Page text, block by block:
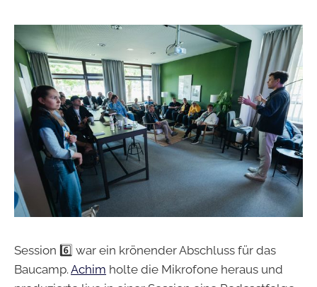
Session 6️⃣ war ein krönender Abschluss für das
Baucamp. Achim holte die Mikrofone heraus und